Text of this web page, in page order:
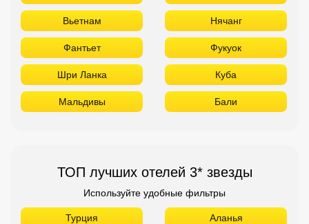
Вьетнам Нячанг
Фантьет Фукуок
Шри Ланка Куба
Мальдивы Бали
ТОП лучших отелей 3* звезды
Используйте удобные фильтры
Турция Аланья